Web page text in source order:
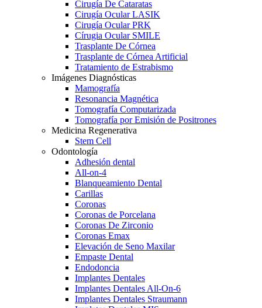
Cirugía De Cataratas
Cirugía Ocular LASIK
Cirugía Ocular PRK
Círugia Ocular SMILE
Trasplante De Córnea
Trasplante de Córnea Artificial
Tratamiento de Estrabismo
Imágenes Diagnósticas
Mamografía
Resonancia Magnética
Tomografía Computarizada
Tomografía por Emisión de Positrones
Medicina Regenerativa
Stem Cell
Odontología
Adhesión dental
All-on-4
Blanqueamiento Dental
Carillas
Coronas
Coronas de Porcelana
Coronas De Zirconio
Coronas Emax
Elevación de Seno Maxilar
Empaste Dental
Endodoncia
Implantes Dentales
Implantes Dentales All-On-6
Implantes Dentales Straumann